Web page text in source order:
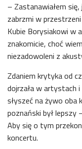
– Zastanawiałem
zabrzmi w
Kubie Borysiakowi w
znakomicie, choć
niezadowoleni z
Zdaniem krytyka od
dojrzała w artystach i
słyszeć na żywo oba
poznański był lepszy
Aby się o tym
koncertu.